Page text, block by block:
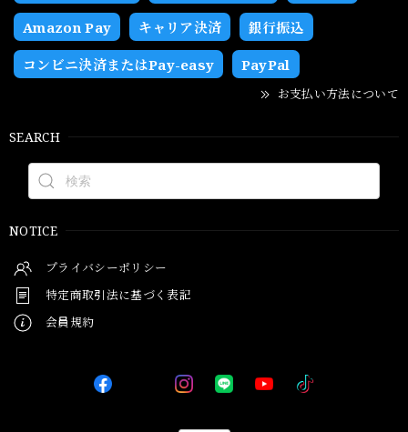
Amazon Pay キャリア決済 銀行振込
コンビニ決済またはPay-easy PayPal
お支払い方法について
SEARCH
NOTICE
プライバシーポリシー
特定商取引法に基づく表記
会員規約